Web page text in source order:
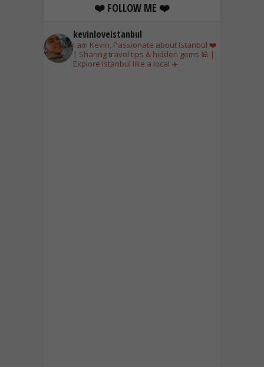
❤️ FOLLOW ME ❤️
kevinloveistanbul
I am Kevin, Passionate about Istanbul ❤️
| Sharing travel tips & hidden gems 🕌 |
Explore Istanbul like a local ✈️